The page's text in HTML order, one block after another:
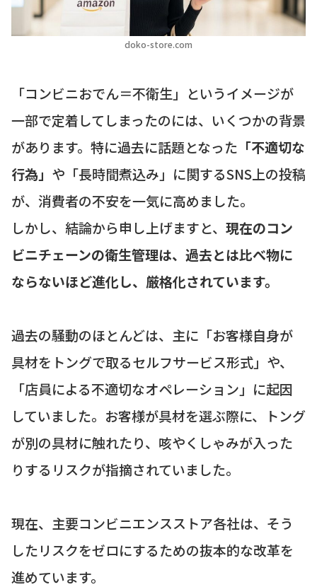
doko-store.com
「コンビニおでん＝不衛生」というイメージが
一部で定着してしまったのには、いくつかの背景
があります。特に過去に話題となった 「不適切な
行為」 や「長時間煮込み」に関するSNS上の投稿
が、消費者の不安を一気に高めました。
しかし、結論から申し上げますと、 現在のコン
ビニチェーンの衛生管理は、過去とは比べ物に
ならないほど進化し、厳格化されています。
過去の騒動のほとんどは、主に「お客様自身が
具材をトングで取るセルフサービス形式」や、
「店員による不適切なオペレーション」に起因
していました。お客様が具材を選ぶ際に、トング
が別の具材に触れたり、咳やくしゃみが入った
りするリスクが指摘されていました。
現在、主要コンビニエンスストア各社は、そう
したリスクをゼロにするための抜本的な改革を
進めています。